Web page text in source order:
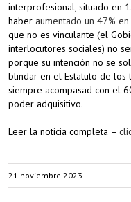
interprofesional, situado en
haber aumentado un 47%
que no es vinculante (el
interlocutores sociales) no
porque su intención no se
blindar en el Estatuto de los
siempre acompasad con el
poder adquisitivo.
Leer la noticia completa –
21 noviembre 2023